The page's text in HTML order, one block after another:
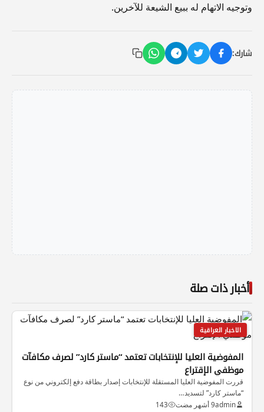
وتوجيه الاتهام له ببيع الشيعة للآخرين.
شارك:
أخبار ذات صلة
الاخبار العراقية
المفوضية العليا للإنتخابات تعتمد “ماستر كارد” لصرف مكافآت
موظفي الإقتراع
قررت المفوضية العليا المستقلة للإنتخابات إصدار بطاقة دفع إلكتروني من نوع
“ماستر كارد” لتسديد…
admin9 أشهر مضت 143